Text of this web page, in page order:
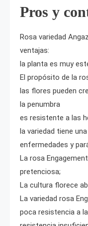
Pros y
Rosa variedad
ventajas:
la planta es muy
El propósito de la
las flores pueden
la penumbra
es resistente a las
la variedad tiene
enfermedades y
La rosa
pretenciosa;
La cultura florece
La variedad rosa
poca resistencia a